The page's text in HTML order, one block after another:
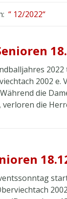
12/2022
2002
die
die